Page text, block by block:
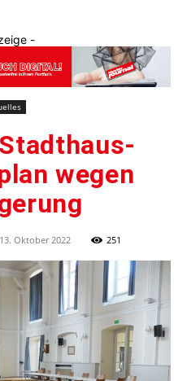
-
wegen
13. Oktober 2022 251